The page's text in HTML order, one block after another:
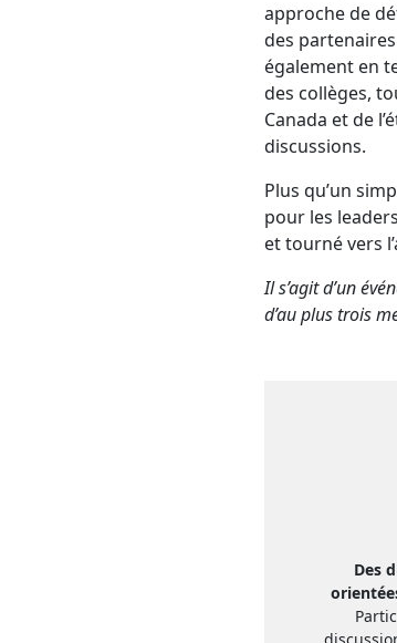
approche de
des
également en
des collèges,
Canada et de
discussions.
Plus qu’un
pour les
et tourné vers
Il s’agit d’un
d’au plus trois
Des